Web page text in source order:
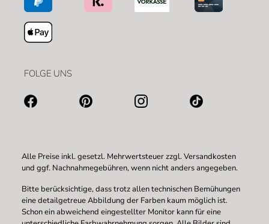
FOLGE UNS
Alle Preise inkl. gesetzl. Mehrwertsteuer zzgl.Versandkosten
und ggf. Nachnahmegebühren, wenn nicht anders angegeben.
Bitte berücksichtige, dass trotz allen technischen Bemühungen
eine detailgetreue Abbildung der Farben kaum möglich ist.
Schon ein abweichend eingestellter Monitor kann für eine